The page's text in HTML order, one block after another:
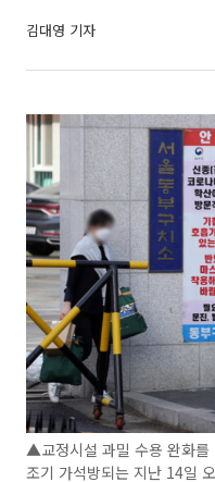
김대영 기자
▲교정시설 과밀 수용 완화를
조기 가석방되는 지난 14일